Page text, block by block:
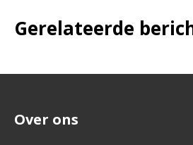
Gerelateerde
Over ons